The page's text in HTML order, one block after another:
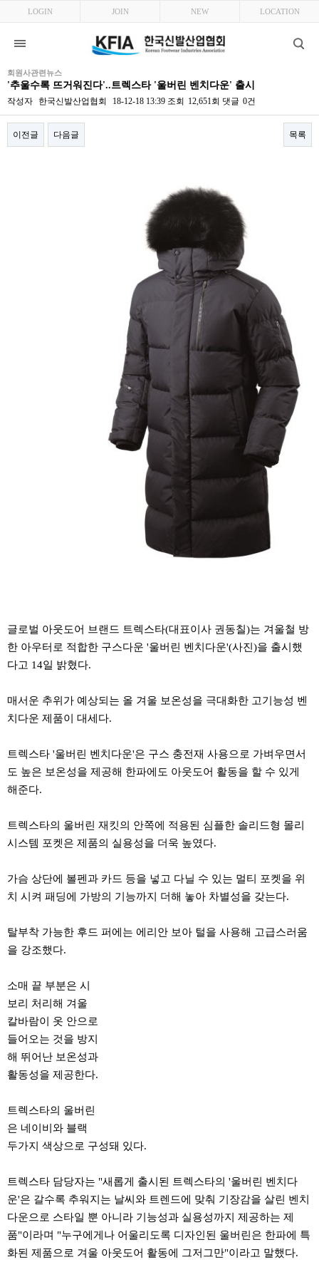
LOGIN JOIN NEW LOCATION
회원사관련뉴스
'추울수록 뜨거워진다'..트렉스타 '울버린 벤치다운' 출시
작성자 한국신발산업협회 18-12-18 13:39 조회 12,651회 댓글 0건
이전글 다음글 목록
글로벌 아웃도어 브랜드 트렉스타(대표이사 권동칠)는 겨울철 방
한 아우터로 적합한 구스다운 '울버린 벤치다운'(사진)을 출시했
다고 14일 밝혔다.
매서운 추위가 예상되는 올 겨울 보온성을 극대화한 고기능성 벤
치다운 제품이 대세다.
트렉스타 '울버린 벤치다운'은 구스 충전재 사용으로 가벼우면서
도 높은 보온성을 제공해 한파에도 아웃도어 활동을 할 수 있게
해준다.
트렉스타의 울버린 재킷의 안쪽에 적용된 심플한 솔리드형 몰리
시스템 포켓은 제품의 실용성을 더욱 높였다.
가슴 상단에 볼펜과 카드 등을 넣고 다닐 수 있는 멀티 포켓을 위
치 시켜 패딩에 가방의 기능까지 더해 놓아 차별성을 갖는다.
탈부착 가능한 후드 퍼에는 에리안 보아 털을 사용해 고급스러움
을 강조했다.
소매 끝 부분은 시
보리 처리해 겨울
칼바람이 옷 안으로
들어오는 것을 방지
해 뛰어난 보온성과
활동성을 제공한다.
트렉스타의 울버린
은 네이비와 블랙
두가지 색상으로 구성돼 있다.
트렉스타 담당자는 "새롭게 출시된 트렉스타의 '울버린 벤치다
운'은 갈수록 추워지는 날씨와 트렌드에 맞춰 기장감을 살린 벤치
다운으로 스타일 뿐 아니라 기능성과 실용성까지 제공하는 제
품"이라며 "누구에게나 어울리도록 디자인된 울버린은 한파에 특
화된 제품으로 겨울 아웃도어 활동에 그저그만"이라고 말했다.